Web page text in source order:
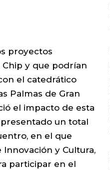
proyectos
Chip y que podrían
el catedrático
Palmas de Gran
el impacto de esta
presentado un total
en el que
y Cultura,
participar en el